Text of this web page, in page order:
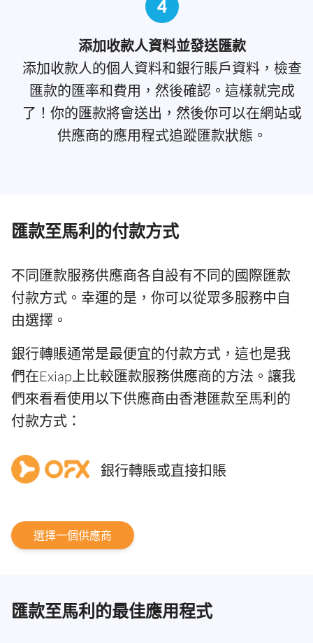
4
添加收款人資料並發送匯款
添加收款人的個人資料和銀行賬戶資料，檢查
匯款的匯率和費用，然後確認。這樣就完成
了！你的匯款將會送出，然後你可以在網站或
供應商的應用程式追蹤匯款狀態。
匯款至馬利的付款方式
不同匯款服務供應商各自設有不同的國際匯款
付款方式。幸運的是，你可以從眾多服務中自
由選擇。
銀行轉賬通常是最便宜的付款方式，這也是我
們在Exiap上比較匯款服務供應商的方法。讓我
們來看看使用以下供應商由香港匯款至馬利的
付款方式：
銀行轉賬或直接扣賬
選擇一個供應商
匯款至馬利的最佳應用程式